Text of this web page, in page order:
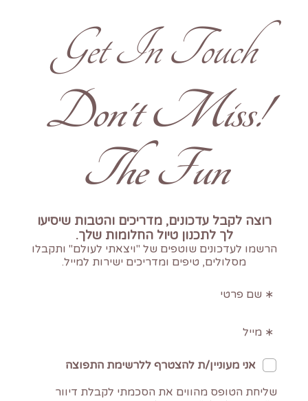
Get In Touch
!Don't Miss
The Fun